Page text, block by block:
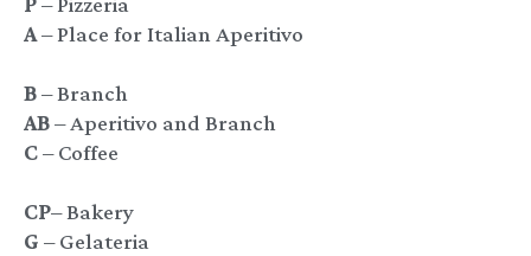
A– Place for Italian Aperitivo
B– Branch
AB– Aperitivo and Branch
C– Coffee
CP– Bakery
G – Gelateria